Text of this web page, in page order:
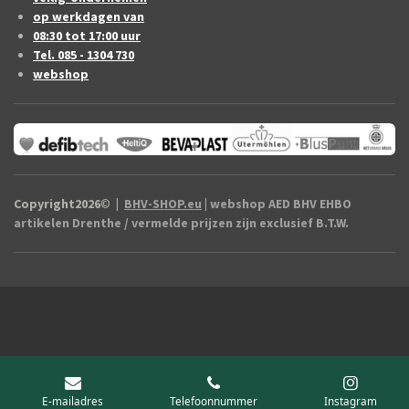
op werkdagen van
08:30 tot 17:00 uur
Tel. 085 - 1304 730
webshop
Copyright2026© | BHV-SHOP.eu | webshop AED BHV EHBO
artikelen Drenthe / vermelde prijzen zijn exclusief B.T.W.
E-mailadres Telefoonnummer Instagram